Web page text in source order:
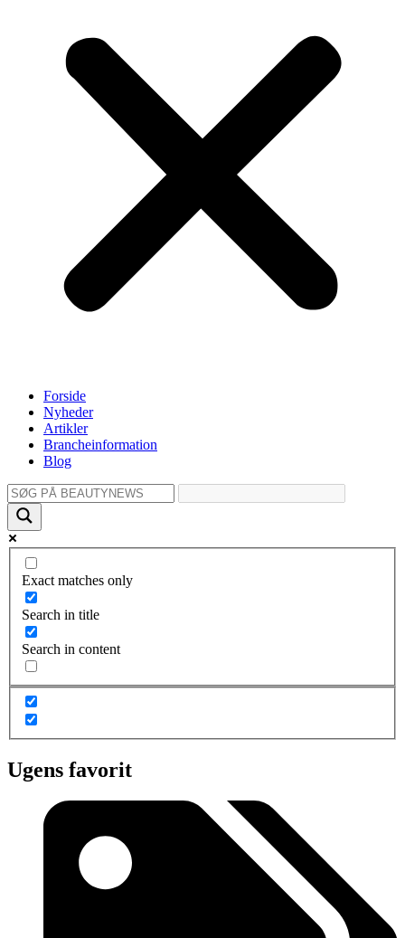
Forside
Nyheder
Artikler
Brancheinformation
Blog
Exact matches only
Search in title
Search in content
Ugens favorit